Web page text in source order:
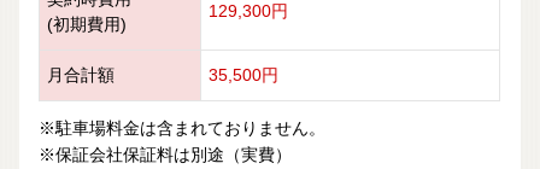
(初期費用)
129,300円
月合計額 35,500円
※駐車場料金は含まれておりません。
※保証会社保証料は別途（実費）